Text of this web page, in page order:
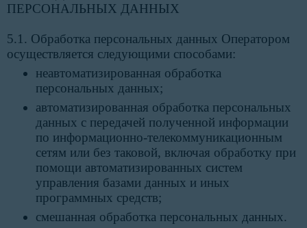
ПЕРСОНАЛЬНЫХ ДАННЫХ
5.1. Обработка персональных данных Оператором
осуществляется следующими способами:
неавтоматизированная обработка
персональных данных;
автоматизированная обработка персональных
данных с передачей полученной информации
по информационно-телекоммуникационным
сетям или без таковой, включая обработку при
помощи автоматизированных систем
управления базами данных и иных
программных средств;
смешанная обработка персональных данных.